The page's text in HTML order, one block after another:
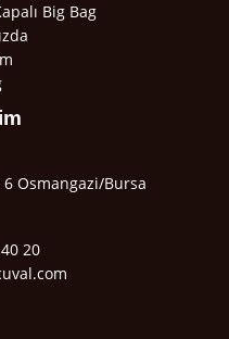
Big Bag
Osmangazi/Bursa
20